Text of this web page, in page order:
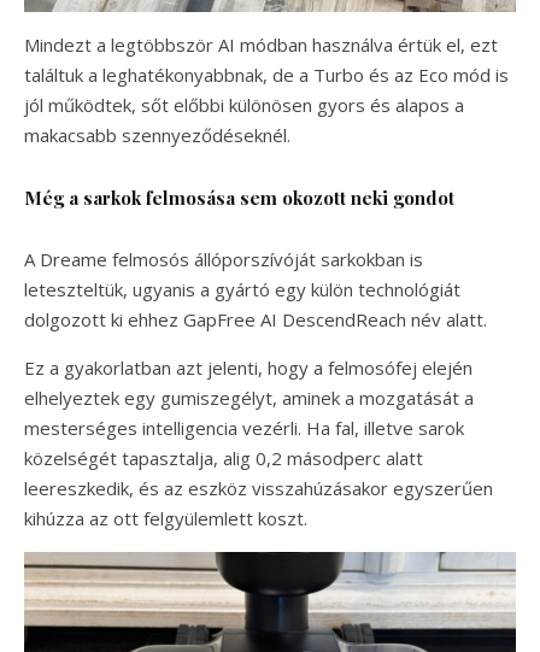
Mindezt a legtöbbször AI módban használva értük el, ezt
találtuk a leghatékonyabbnak, de a Turbo és az Eco mód is
jól működtek, sőt előbbi különösen gyors és alapos a
makacsabb szennyeződéseknél.
Még a sarkok felmosása sem okozott neki gondot
A Dreame felmosós állóporszívóját sarkokban is
leteszteltük, ugyanis a gyártó egy külön technológiát
dolgozott ki ehhez GapFree AI DescendReach név alatt.
Ez a gyakorlatban azt jelenti, hogy a felmosófej elején
elhelyeztek egy gumiszegélyt, aminek a mozgatását a
mesterséges intelligencia vezérli. Ha fal, illetve sarok
közelségét tapasztalja, alig 0,2 másodperc alatt
leereszkedik, és az eszköz visszahúzásakor egyszerűen
kihúzza az ott felgyülemlett koszt.